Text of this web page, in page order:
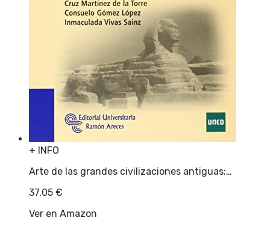
+ INFO
Arte de las grandes civilizaciones antiguas:…
37,05 €
Ver en Amazon